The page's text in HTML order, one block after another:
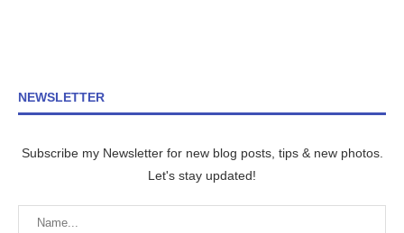
NEWSLETTER
Subscribe my Newsletter for new blog posts, tips & new photos.
Let's stay updated!